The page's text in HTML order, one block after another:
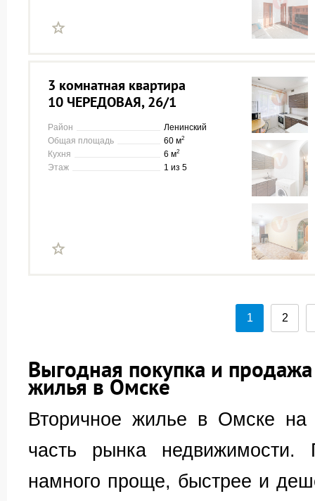
3 комнатная квартира
10 ЧЕРЕДОВАЯ, 26/1
Район
Ленинский
Общая площадь
60 м2
Кухня 6 м2
Этаж 1 из 5
1 2
Выгодная покупка и
жилья в Омске
Вторичное жилье в Омске
часть рынка недвижимости.
намного проще, быстрее и